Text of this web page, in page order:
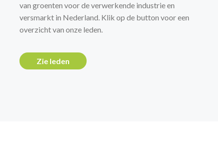
van groenten voor de verwerkende industrie en
versmarkt in Nederland. Klik op de button voor een
overzicht van onze leden.
Zie leden